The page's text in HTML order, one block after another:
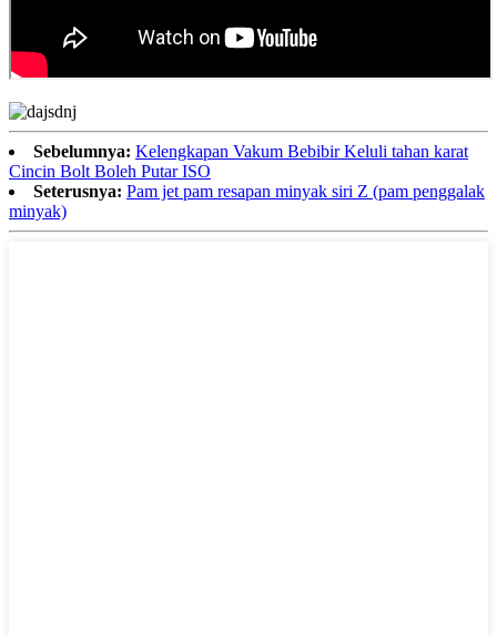
Sebelumnya: Kelengkapan Vakum Bebibir Keluli tahan karat
Cincin Bolt Boleh Putar ISO
Seterusnya: Pam jet pam resapan minyak siri Z (pam penggalak
minyak)